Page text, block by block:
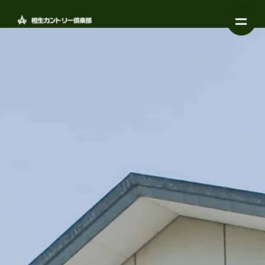
相生カントリー倶楽部